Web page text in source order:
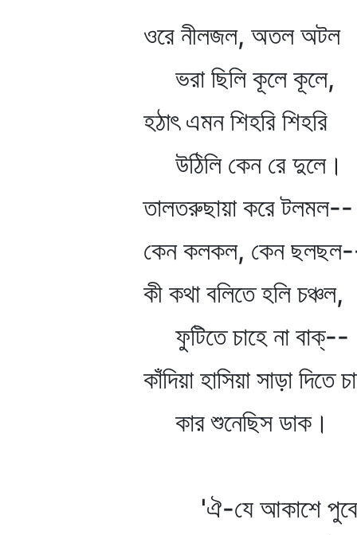
ওরে নীলজল, অতল অটল
ভরা ছিলি কূলে কূলে,
হঠাৎ এমন শিহরি শিহরি
উঠিলি কেন রে দুলে।
তালতরুছায়া করে টলমল--
কেন কলকল, কেন
কী কথা বলিতে হলি চঞ্চল,
ফুটিতে চাহে না বাক্‌--
কাঁদিয়া হাসিয়া সাড়া দিতে
কার শুনেছিস ডাক।
'ঐ-যে আকাশে পুবের